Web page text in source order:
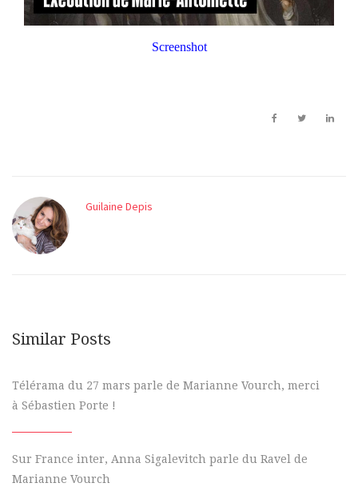
Screenshot
Guilaine Depis
Similar Posts
Télérama du 27 mars parle de Marianne Vourch, merci
à Sébastien Porte !
Sur France inter, Anna Sigalevitch parle du Ravel de
Marianne Vourch